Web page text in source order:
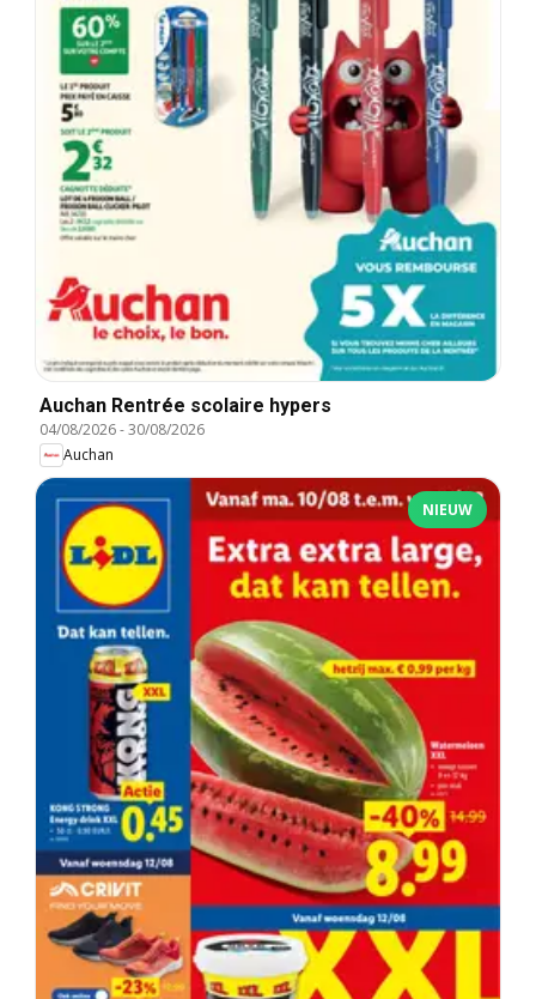
Auchan Rentrée scolaire hypers
04/08/2026-30/08/2026
Auchan
NIEUW